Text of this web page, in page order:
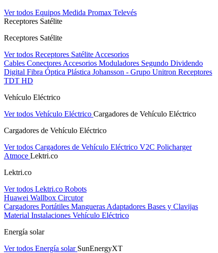
Ver todos Equipos Medida Promax Televés
Receptores Satélite
Receptores Satélite
Ver todos Receptores Satélite Accesorios
Cables Conectores Accesorios Moduladores Segundo Dividendo
Digital Fibra Óptica Plástica Johansson - Grupo Unitron Receptores
TDT HD
Vehículo Eléctrico
Ver todos Vehículo Eléctrico Cargadores de Vehículo Eléctrico
Cargadores de Vehículo Eléctrico
Ver todos Cargadores de Vehículo Eléctrico V2C Policharger
Atmoce Lektri.co
Lektri.co
Ver todos Lektri.co Robots
Huawei Wallbox Circutor
Cargadores Portátiles Mangueras Adaptadores Bases y Clavijas
Material Instalaciones Vehículo Eléctrico
Energía solar
Ver todos Energía solar SunEnergyXT